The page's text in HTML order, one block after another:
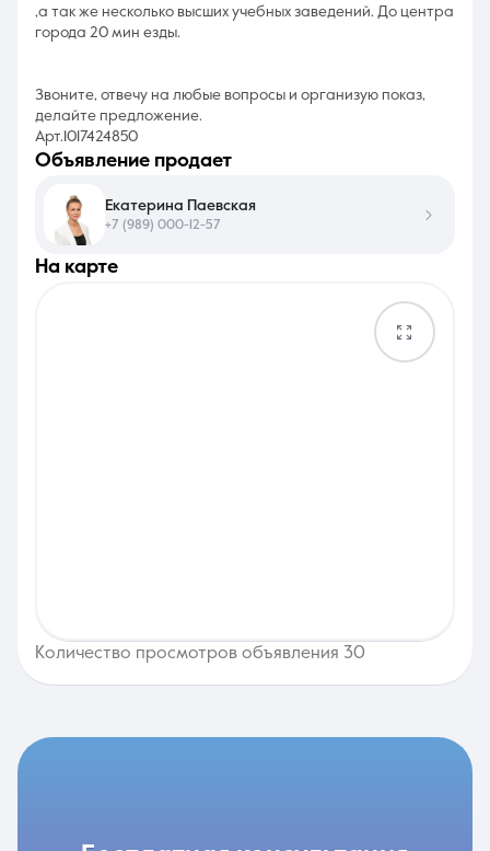
,а так же несколько высших учебных заведений. До центра
города 20 мин езды.
Звоните, отвечу на любые вопросы и организую показ,
делайте предложение.
Арт.1017424850
на карте
Количество просмотров объявления 30
объявление продает
Екатерина Паевская
+7 (989) 000-12-57